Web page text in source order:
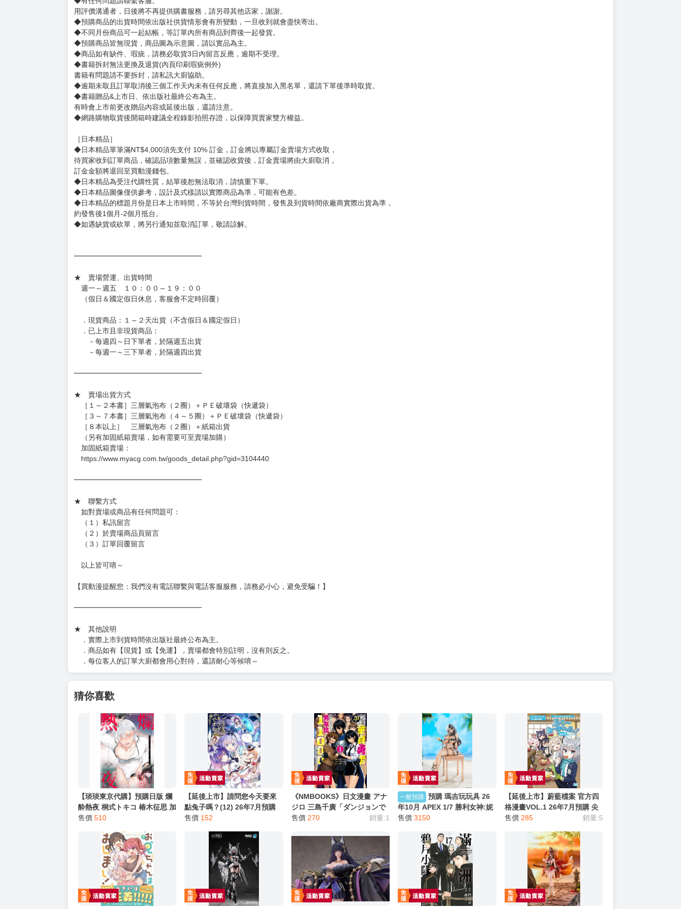
過去多於pixiv網站上發表作品，以可愛的畫風著名。
賣場規則
【下標前，請詳閱以下事項，完全同意才請下標，下標後視同完全同意】
［一般商品］
◆有任何問題請聯繫客服。
用評價溝通者，日後將不再提供購書服務，請另尋其他店家，謝謝。
◆不同月份商品可一起結帳，等訂單內所有商品到齊後一起發貨。
◆預購商品皆無現貨，商品圖為示意圖，請以實品為主。
◆商品如有缺件、瑕疵，請務必取貨3日內留言反應，逾期不受理。
◆書籍拆封無法更換及退貨(內頁印刷瑕疵例外)
書籍有問題請不要拆封，請私訊大廚協助。
◆逾期未取且訂單取消後三個工作天內未有任何反應，將直接加入黑名單，還請下單後準時取貨。
◆書籍贈品&上市日、依出版社最終公布為主。
有時會上市前更改贈品內容或延後出版，還請注意。
◆網路購物取貨後開箱時建議全程錄影拍照存證，以保障買賣家雙方權益。
訂金金額將退回至買動漫錢包。
◆日本精品為受注代購性質，結單後恕無法取消，請慎重下單。
◆日本精品圖像僅供參考，設計及式樣請以實際商品為準，可能有色差。
約發售後1個月-2個月抵台。
◆如遇缺貨或砍單，將另行通知並取消訂單，敬請諒解。
週一～週五 １０：００～１９：００
（假日＆國定假日休息，客服會不定時回覆）
．現貨商品：１～２天出貨（不含假日＆國定假日）
．已上市且非現貨商品：
－每週四～日下單者，於隔週五出貨
－每週一～三下單者，於隔週四出貨
★ 賣場出貨方式
［１～２本書］三層氣泡布（２圈）＋ＰＥ破壞袋（快遞袋）
［３～７本書］三層氣泡布（４～５圈）＋ＰＥ破壞袋（快遞袋）
［８本以上］ 三層氣泡布（２圈）＋紙箱出貨
（另有加固紙箱賣場，如有需要可至賣場加購）
https://www.myacg.com.tw/goods_detail.php?gid=3104440
━━━━━━━━━━━━━━━━━━
（１）私訊留言
（２）於賣場商品頁留言
（３）訂單回覆留言
【買動漫提醒您：我們沒有電話聯繫與電話客服服務，請務必小心，避免受騙！】
★ 其他說明
．實際上市到貨時間依出版社最終公布為主。
．商品如有【現貨】或【免運】，賣場都會特別註明，沒有則反之。
．每位客人的訂單大廚都會用心對待，還請耐心等候唷～
猜你喜歡
【琰琰東京代購】預購日版 爛
【延後上市】請問您今天要來
《NMBOOKS》日文漫畫 アナ
一般預購 預購 瑪吉玩玩具 26
【延後上市】蔚藍檔案 官方四